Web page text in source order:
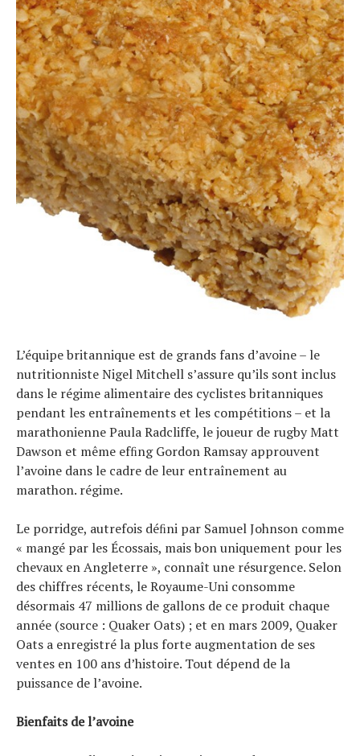
L’équipe britannique est de grands fans d’avoine – le
nutritionniste Nigel Mitchell s’assure qu’ils sont inclus
dans le régime alimentaire des cyclistes britanniques
pendant les entraînements et les compétitions – et la
marathonienne Paula Radcliffe, le joueur de rugby Matt
Dawson et même efﬁng Gordon Ramsay approuvent
l’avoine dans le cadre de leur entraînement au
marathon. régime.
Le porridge, autrefois déﬁni par Samuel Johnson comme
« mangé par les Écossais, mais bon uniquement pour les
chevaux en Angleterre », connaît une résurgence. Selon
des chiffres récents, le Royaume-Uni consomme
désormais 47 millions de gallons de ce produit chaque
année (source : Quaker Oats) ; et en mars 2009, Quaker
Oats a enregistré la plus forte augmentation de ses
ventes en 100 ans d’histoire. Tout dépend de la
puissance de l’avoine.
Bienfaits de l’avoine
Actualités
Technologies
Tests de produits
Tous nos articles